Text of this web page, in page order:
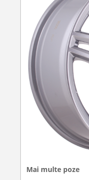
Mai multe poze